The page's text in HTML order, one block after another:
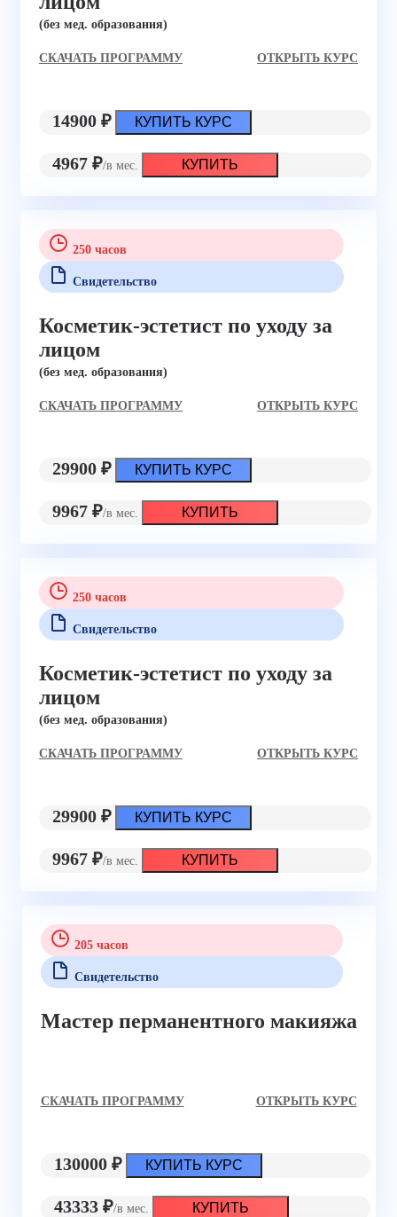
(без мед. образования)
CКАЧАТЬ ПРОГРАММУ ОТКРЫТЬ КУРС
14900 ₽ КУПИТЬ КУРС
4967 ₽/в мес. КУПИТЬ
250 часов
Свидетельство
Косметик-эстетист по уходу за
лицом
(без мед. образования)
CКАЧАТЬ ПРОГРАММУ ОТКРЫТЬ КУРС
29900 ₽ КУПИТЬ КУРС
9967 ₽/в мес. КУПИТЬ
250 часов
Свидетельство
Косметик-эстетист по уходу за
лицом
(без мед. образования)
CКАЧАТЬ ПРОГРАММУ ОТКРЫТЬ КУРС
29900 ₽ КУПИТЬ КУРС
9967 ₽/в мес. КУПИТЬ
205 часов
Свидетельство
Мастер перманентного макияжа
CКАЧАТЬ ПРОГРАММУ ОТКРЫТЬ КУРС
130000 ₽ КУПИТЬ КУРС
43333 ₽/в мес. КУПИТЬ